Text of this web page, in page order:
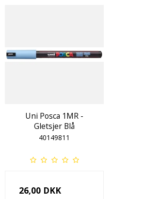
Uni Posca 1MR -
Gletsjer Blå
40149811
26,00 DKK